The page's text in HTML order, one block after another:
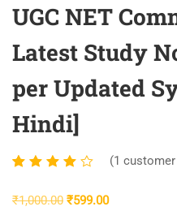
UGC NET
Latest Study
per Updated
Hindi]
Rated
out of
1 (1
₹1,000.00 Original
₹599.00Current